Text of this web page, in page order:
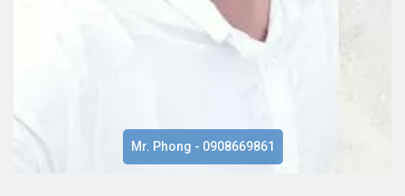
Mr. Phong - 0908669861